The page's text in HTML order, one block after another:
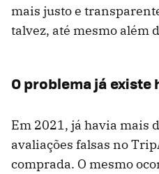
mais justo e
talvez, até mesmo além
O problema já existe
Em 2021, já havia mais
avaliações falsas no
comprada. O mesmo